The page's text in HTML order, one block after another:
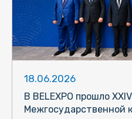
18.06.2026
В BELEXPO прошло
Межгосударственной